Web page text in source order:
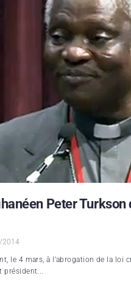
Peter
2014
le 4 mars, à l’abrogation de la
président...